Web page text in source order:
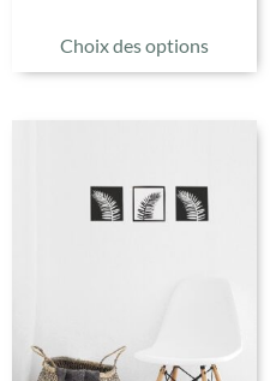
Choix des options